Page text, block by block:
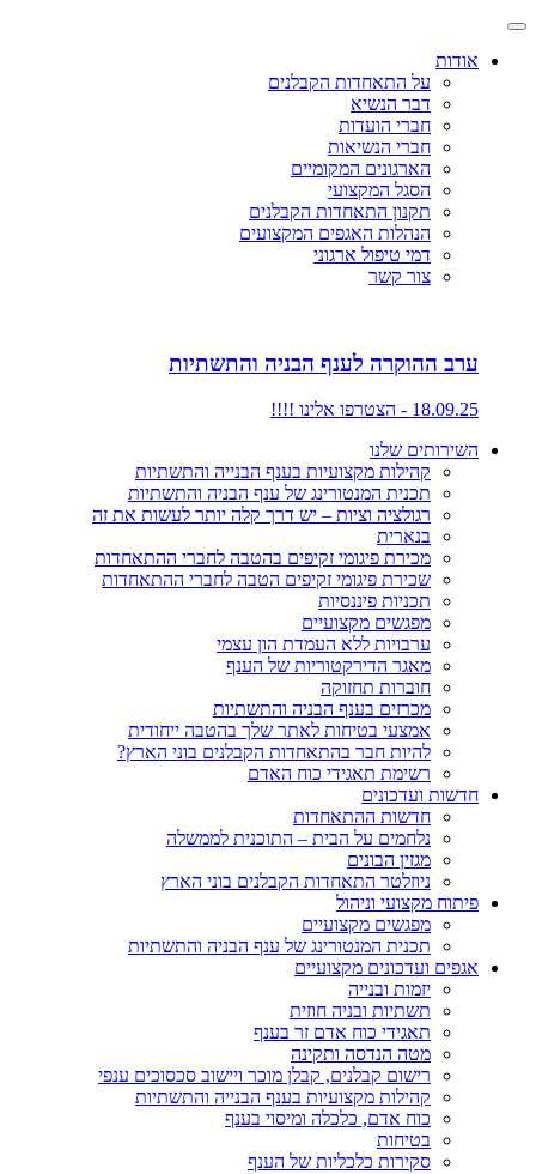
אודות
על התאחדות הקבלנים
דבר הנשיא
חברי הועדות
חברי הנשיאות
הארגונים המקומיים
הסגל המקצועי
תקנון התאחדות הקבלנים
הנהלות האגפים המקצועים
דמי טיפול ארגוני
צור קשר
ערב ההוקרה לענף הבניה והתשתיות
18.09.25 - הצטרפו אלינו !!!!
השירותים שלנו
קהילות מקצועיות בענף הבנייה והתשתיות
תכנית המנטורינג של ענף הבניה והתשתיות
רגולציה וציות – יש דרך קלה יותר לעשות את זה
בנארית
מכירת פיגומי זקיפים בהטבה לחברי ההתאחדות
שכירת פיגומי זקיפים הטבה לחברי ההתאחדות
תכניות פיננסיות
מפגשים מקצועיים
ערבויות ללא העמדת הון עצמי
מאגר הדירקטוריות של הענף
חוברות תחזוקה
מכרזים בענף הבניה והתשתיות
אמצעי בטיחות לאתר שלך בהטבה ייחודית
להיות חבר בהתאחדות הקבלנים בוני הארץ?
רשימת תאגידי כוח האדם
חדשות ועדכונים
חדשות ההתאחדות
נלחמים על הבית – התוכנית לממשלה
מגזין הבונים
ניוזלטר התאחדות הקבלנים בוני הארץ
פיתוח מקצועי וניהול
מפגשים מקצועיים
תכנית המנטורינג של ענף הבניה והתשתיות
אגפים ועדכונים מקצועיים
יזמות ובנייה
תשתיות ובניה חוזית
תאגידי כוח אדם זר בענף
מטה הנדסה ותקינה
רישום קבלנים, קבלן מוכר ויישוב סכסוכים ענפי
קהילות מקצועיות בענף הבנייה והתשתיות
כוח אדם, כלכלה ומיסוי בענף
בטיחות
סקירות כלכליות של הענף